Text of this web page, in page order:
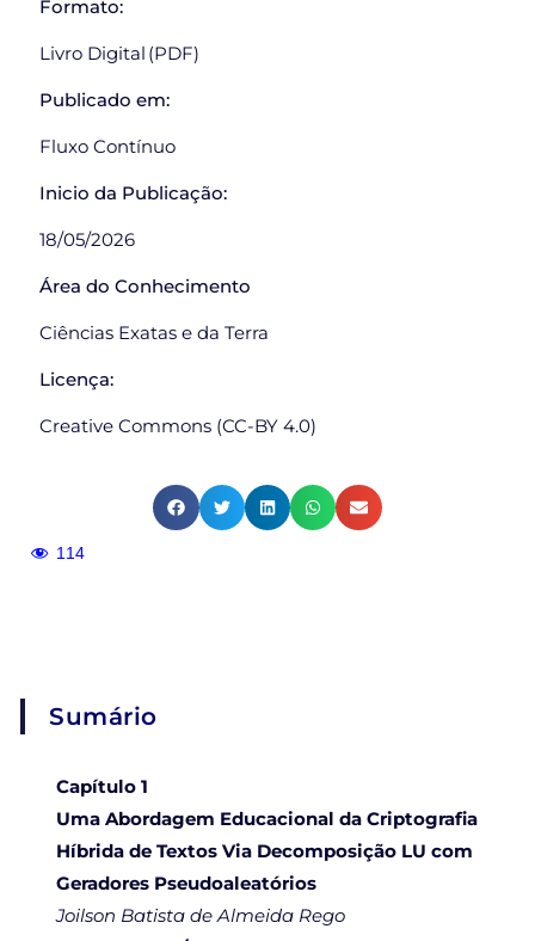
Formato:
Livro Digital (PDF)
Publicado em:
Fluxo Contínuo
Inicio da Publicação:
18/05/2026
Área do Conhecimento
Ciências Exatas e da Terra
Licença:
Creative Commons (CC-BY 4.0)
114
Sumário
Capítulo 1
Uma Abordagem Educacional da Criptografia
Híbrida de Textos Via Decomposição LU com
Geradores Pseudoaleatórios
Joilson Batista de Almeida Rego